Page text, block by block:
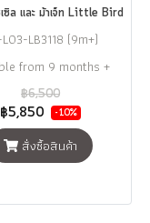
1.0 TOG - Denim แบร
เซิล และ ม้าเจ็ท Little Bird
LB3118 (9m+)
from 9 months +
฿6,500
฿5,850 -10%
สั่งซื้อสินค้า